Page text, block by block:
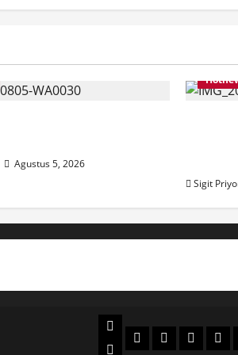
Agustus 5, 2026
Sigit
Beranda
News
PolitikOtomotifEkonomi